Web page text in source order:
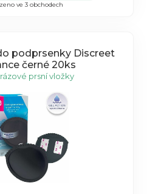
ve 3 obchodech
podprsenky Discreet
černé 20ks
prsní vložky